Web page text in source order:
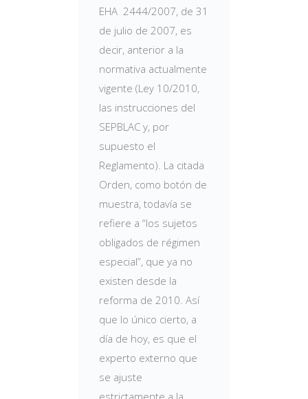
EHA 2444/2007, de 31
de julio de 2007, es
decir, anterior a la
normativa actualmente
vigente (Ley 10/2010,
las instrucciones del
SEPBLAC y, por
supuesto el
Reglamento). La citada
Orden, como botón de
muestra, todavía se
refiere a “los sujetos
obligados de régimen
especial”, que ya no
existen desde la
reforma de 2010. Así
que lo único cierto, a
día de hoy, es que el
experto externo que
se ajuste